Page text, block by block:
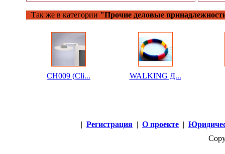
Так же в категории "Прочие деловые
CH009 (Cli... WALKING Д...
| Регистрация | О проекте |